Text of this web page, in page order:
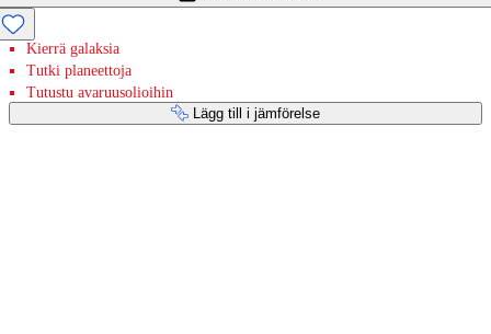
Kierrä galaksia
Tutki planeettoja
Tutustu avaruusolioihin
Lägg till i jämförelse